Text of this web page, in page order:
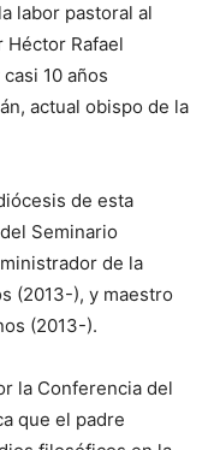
labor pastoral al
Rafael
10 años
actual obispo de la
de esta
Seminario
de la
(2013-), y maestro
(2013-).
la Conferencia del
que el padre